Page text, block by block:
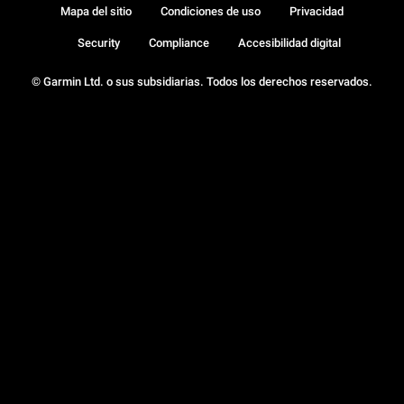
© Garmin Ltd. o sus subsidiarias. Todos los derechos reservados.
Mapa del sitio Condiciones de uso Privacidad
Security Compliance Accesibilidad digital